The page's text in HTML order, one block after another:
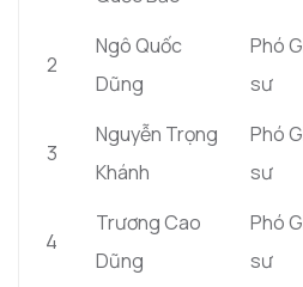
2
Ngô Quốc
Dũng
Phó
sư
3
Nguyễn Trọng
Khánh
Phó
sư
4
Trương Cao
Dũng
Phó
sư